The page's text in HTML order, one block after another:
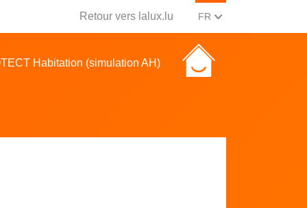
Retour vers lalux.lu CHANGER LA
FR (FRANCAIS)
Habitation (simulation AH)